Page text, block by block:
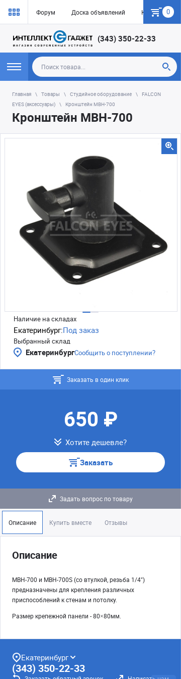
Форум Доска объявлений Как купить
0
(343) 350-22-33
Главная Товары Студийное оборудование
FALCON
EYES (аксессуары)
Кронштейн MBH-700
Кронштейн MBH-700
Наличие на складах
Екатеринбург:Под заказ
Выбранный склад
ЕкатеринбургСообщить о поступлении?
Заказать в один клик
650 ₽
Хотите дешевле?
Заказать
Задать вопрос по товару
Описание Купить вместе Отзывы
Описание
MBH-700 и MBH-700S (со втулкой, резьба 1/4")
предназначены для крепления различных
приспособлений к стенам и потолку.
Размер крепежной панели - 80×80мм.
Екатеринбург
(343) 350-22-33